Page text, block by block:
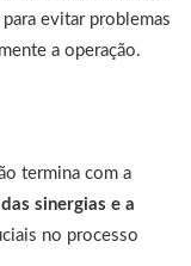
evitar problemas
a operação.
termina com a
sinergias e a
no processo